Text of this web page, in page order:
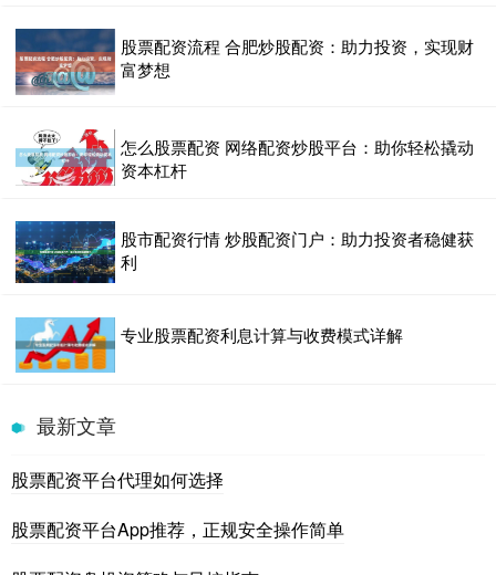
股票配资流程 合肥炒股配资：助力投资，实现财
富梦想
怎么股票配资 网络配资炒股平台：助你轻松撬动
资本杠杆
股市配资行情 炒股配资门户：助力投资者稳健获
利
专业股票配资利息计算与收费模式详解
最新文章
股票配资平台代理如何选择
股票配资平台App推荐，正规安全操作简单